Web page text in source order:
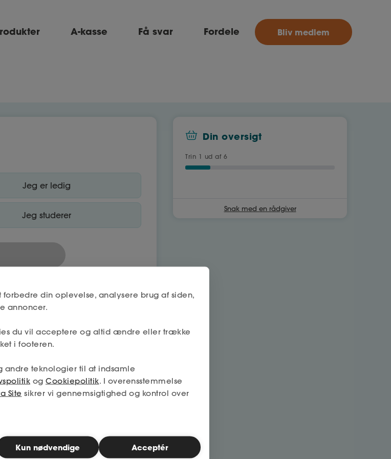
Ase
A-kasse Få svar Fordele Bliv medlem
Jeg er ledig
Jeg studerer
Nej
Nej
Din oversigt
Trin 1 ud af 6
Snak med en rådgiver
din oplevelse, analysere brug af siden,
annoncer.
du vil acceptere og altid ændre eller trække
i footeren.
andre teknologier til at indsamle
og Cookiepolitik. I overensstemmelse
Site sikrer vi gennemsigtighed og kontrol over
Kun nødvendige Acceptér